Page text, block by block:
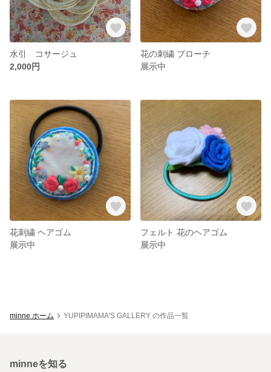
水引 コサージュ
2,000円
花の刺繍 ブローチ
展示中
花刺繍 ヘアゴム
展示中
フェルト 花のヘアゴム
展示中
minne ホーム YUPIPIMAMA'S GALLERY の作品一覧
minneを知る